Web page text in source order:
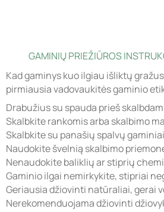
GAMINIŲ PRIEŽIŪROS
Kad gaminys kuo ilgiau išliktų
pirmiausia vadovaukitės gaminio
Drabužius su spauda prieš
Skalbkite rankomis arba skalbimo
Skalbkite su panašių spalvų
Naudokite švelnią skalbimo
Nenaudokite baliklių ar stiprių
Gaminio ilgai nemirkykite, stipriai
Geriausia džiovinti natūraliai, gerai
Nerekomenduojama džiovinti